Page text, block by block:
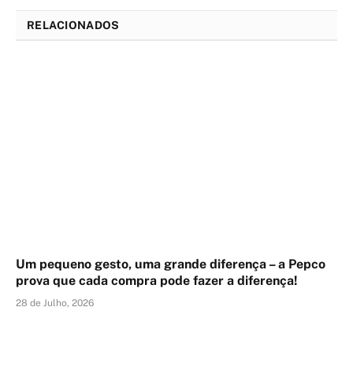
RELACIONADOS
Um pequeno gesto, uma grande diferença – a Pepco
prova que cada compra pode fazer a diferença!
28 de Julho, 2026